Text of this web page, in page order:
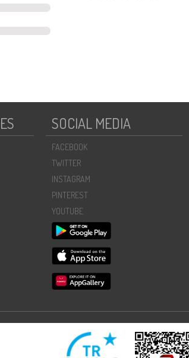
SOCIAL MEDIA
FACEBOOK
TWITTER
INSTAGRAM
PINTEREST
YOUTUBE